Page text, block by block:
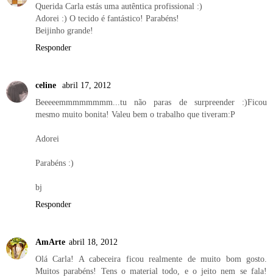
Querida Carla estás uma autêntica profissional :)
Adorei :) O tecido é fantástico! Parabéns!
Beijinho grande!
Responder
celine
abril 17, 2012
Beeeeemmmmmmmm...tu não paras de surpreender :)Ficou
mesmo muito bonita! Valeu bem o trabalho que tiveram:P
Adorei
Parabéns :)
bj
Responder
AmArte abril 18, 2012
Olá Carla! A cabeceira ficou realmente de muito bom gosto.
Muitos parabéns! Tens o material todo, e o jeito nem se fala!